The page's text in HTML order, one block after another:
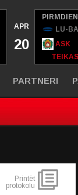
APR
20
LU-BA
ASK
PARTNERI
Printēt
protokolu